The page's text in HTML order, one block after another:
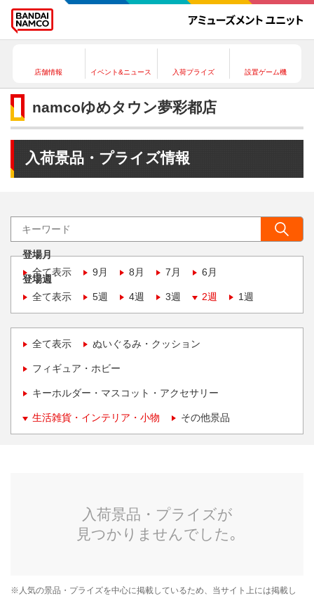
店舗情報 イベント&ニュース 入荷プライズ 設置ゲーム機
namcoゆめタウン夢彩都店
入荷景品・プライズ情報
登場月
全て表示
9月 8月 7月 6月
登場週
全て表示
5週 4週 3週 2週 1週
全て表示 ぬいぐるみ・クッション
フィギュア・ホビー
キーホルダー・マスコット・アクセサリー
生活雑貨・インテリア・小物 その他景品